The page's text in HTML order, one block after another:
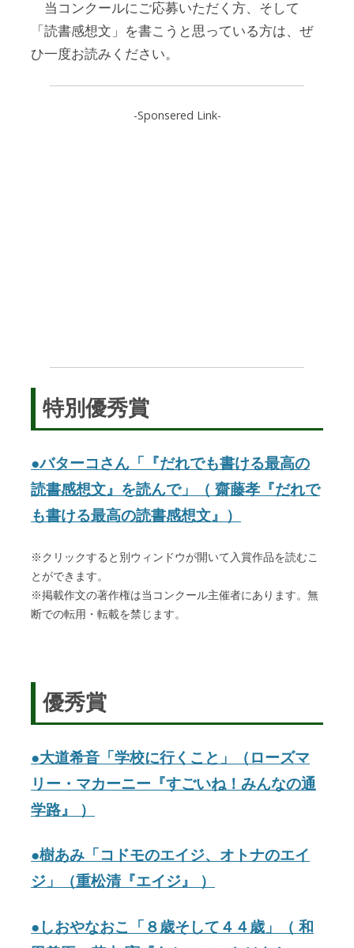
当コンクールにご応募いただく方、そして
「読書感想文」を書こうと思っている方は、ぜ
ひ一度お読みください。
-Sponsered Link-
特別優秀賞
●バターコさん「『だれでも書ける最高の
読書感想文』を読んで」（ 齋藤孝『だれで
も書ける最高の読書感想文』）
※クリックすると別ウィンドウが開いて入賞作品を読むこ
とができます。
※掲載作文の著作権は当コンクール主催者にあります。無
断での転用・転載を禁じます。
優秀賞
●大道希音「学校に行くこと」（ローズマ
リー・マカーニー『すごいね！みんなの通
学路』 ）
●樹あみ「コドモのエイジ、オトナのエイ
ジ」（重松清『エイジ』 ）
●しおやなおこ「８歳そして４４歳」（ 和